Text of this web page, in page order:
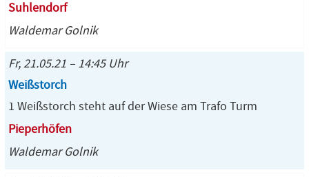
Suhlendorf
Waldemar Golnik
Fr, 21.05.21 – 14:45 Uhr
Weißstorch
1 Weißstorch steht auf der Wiese am Trafo Turm
Pieperhöfen
Waldemar Golnik